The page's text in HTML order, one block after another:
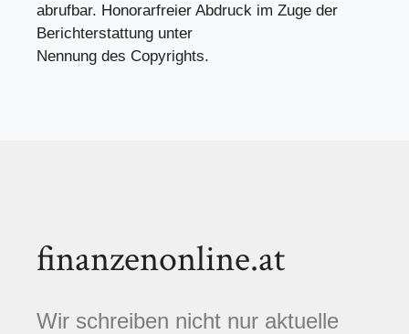
abrufbar. Honorarfreier Abdruck im Zuge der
Berichterstattung unter
Nennung des Copyrights.
finanzenonline.at
Wir schreiben nicht nur aktuelle